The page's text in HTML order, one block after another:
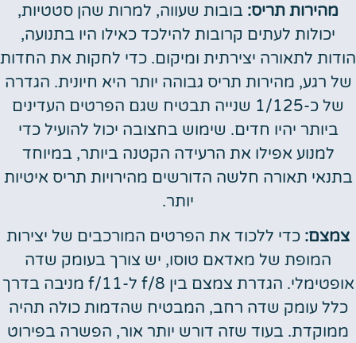
מהירות תריס: בובות שעווה, למרות שהן סטטיות,
יכולות לעתים קרובות להילכד כאילו היו בתנועה,
הודות לתאורה יצירתית ומיקום. כדי לחקות את החדות
של רגע, מהירות תריס גבוהה יותר היא חיונית. הגדרה
של כ-1/125 שנייה תבטיח שגם הפרטים העדינים
ביותר יהיו חדים. שימוש בחצובה יכול להועיל כדי
למנוע אפילו את הרעידה הקטנה ביותר, במיוחד
בתנאי תאורה חלשה הדורשים מהירויות תריס איטיות
יותר.
צמצם: כדי ללכוד את הפרטים המורכבים של יצירות
המופת של מאדאם טוסו, יש צורך בעומק שדה
אופטימלי. הגדרת צמצם בין f/8 ל-f/11 מניבה בדרך
כלל עומק שדה רחב, המבטיח שהדמות כולה תהיה
ממוקדת. בעוד שזה דורש יותר אור, הפשרה בפירוט